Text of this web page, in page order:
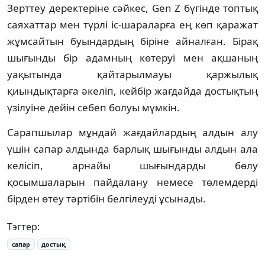
Зерттеу деректеріне сәйкес, Gen Z бүгінде топтық
саяхаттар мен түрлі іс-шараларға ең көп қаражат
жұмсайтын буындардың біріне айналған. Бірақ
шығынды бір адамның көтеруі мен ақшаның
уақытында қайтарылмауы қаржылық
қиындықтарға әкеліп, кейбір жағдайда достықтың
үзілуіне дейін себеп болуы мүмкін.
Сарапшылар мұндай жағдайлардың алдын алу
үшін сапар алдында барлық шығынды алдын ала
келісіп, арнайы шығындарды бөлу
қосымшаларын пайдалану немесе төлемдерді
бірден өтеу тәртібін белгілеуді ұсынады.
Тэгтер:
сапар достық